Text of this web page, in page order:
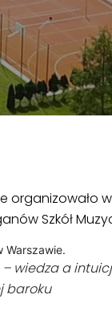
organizowało
Szkół
Warszawie.
wiedza a
baroku